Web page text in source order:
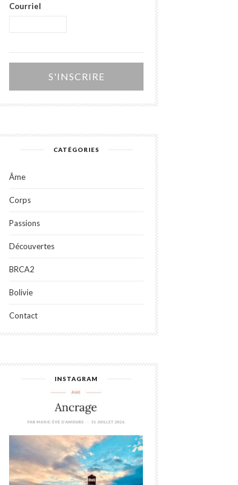
Courriel
Alternative:
CATÉGORIES
Âme
Corps
Passions
Découvertes
BRCA2
Bolivie
Contact
INSTAGRAM